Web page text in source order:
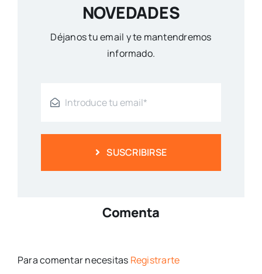
NOVEDADES
Déjanos tu email y te mantendremos
informado.
SUSCRIBIRSE
Comenta
Para comentar necesitas Registrarte